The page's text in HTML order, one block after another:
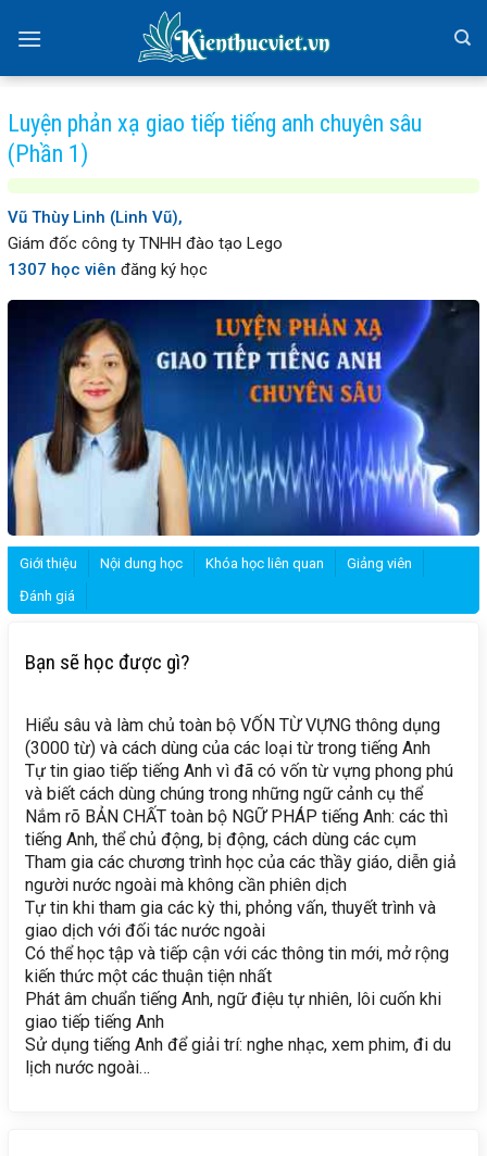
Luyện phản xạ giao tiếp tiếng anh chuyên sâu
(Phần 1)
Vũ Thùy Linh (Linh Vũ),
Giám đốc công ty TNHH đào tạo Lego
1307 học viên đăng ký học
Giới thiệu Nội dung học Khóa học liên quan
Giảng viên
Đánh giá
Bạn sẽ học được gì?
Hiểu sâu và làm chủ toàn bộ VỐN TỪ VỰNG thông dụng
(3000 từ) và cách dùng của các loại từ trong tiếng Anh
Tự tin giao tiếp tiếng Anh vì đã có vốn từ vựng phong phú
và biết cách dùng chúng trong những ngữ cảnh cụ thể
Nắm rõ BẢN CHẤT toàn bộ NGỮ PHÁP tiếng Anh: các thì
tiếng Anh, thể chủ động, bị động, cách dùng các cụm
Tham gia các chương trình học của các thầy giáo, diễn giả
người nước ngoài mà không cần phiên dịch
Tự tin khi tham gia các kỳ thi, phỏng vấn, thuyết trình và
giao dịch với đối tác nước ngoài
Có thể học tập và tiếp cận với các thông tin mới, mở rộng
kiến thức một các thuận tiện nhất
Phát âm chuẩn tiếng Anh, ngữ điệu tự nhiên, lôi cuốn khi
giao tiếp tiếng Anh
Sử dụng tiếng Anh để giải trí: nghe nhạc, xem phim, đi du
lịch nước ngoài…